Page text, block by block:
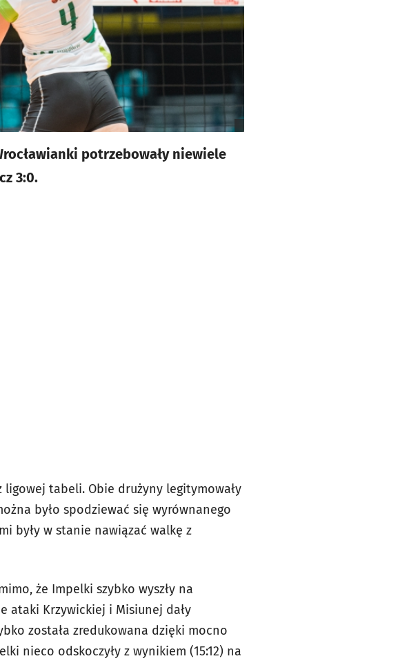
potrzebowały niewiele
3:0.
tabeli. Obie drużyny legitymowały
było spodziewać się wyrównanego
były w stanie nawiązać walkę z
że Impelki szybko wyszły na
ataki Krzywickiej i Misiunej dały
została zredukowana dzięki mocno
nieco odskoczyły z wynikiem (15:12) na